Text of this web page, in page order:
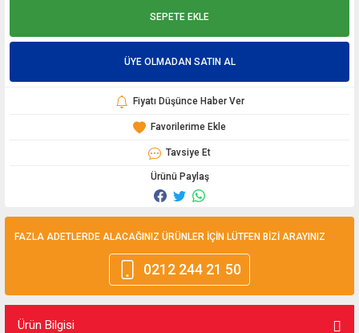
SEPETE EKLE
ÜYE OLMADAN SATIN AL
Fiyatı Düşünce Haber Ver
Tavsiye Et
Ürünü Paylaş
FAZLA ADETLERDE ALACAĞINIZ ÜRÜNLER İÇİN LÜTFEN BİZİ ARAYINIZ
0212 244 21 50
Ürün Bilgisi